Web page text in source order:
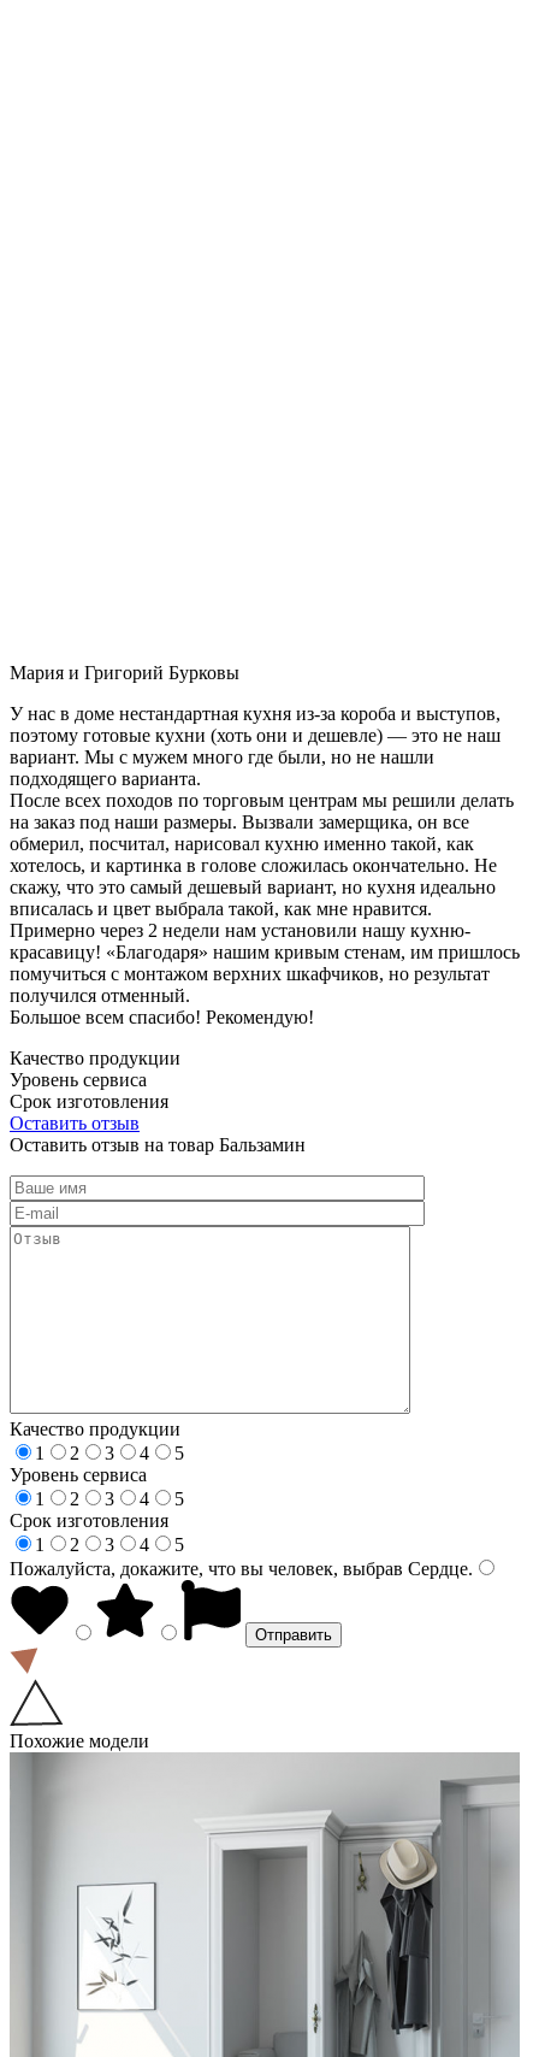
Мария и Григорий Бурковы
У нас в доме нестандартная кухня из-за короба и выступов,
поэтому готовые кухни (хоть они и дешевле) — это не наш
вариант. Мы с мужем много где были, но не нашли
подходящего варианта.
После всех походов по торговым центрам мы решили делать
на заказ под наши размеры. Вызвали замерщика, он все
обмерил, посчитал, нарисовал кухню именно такой, как
хотелось, и картинка в голове сложилась окончательно. Не
скажу, что это самый дешевый вариант, но кухня идеально
вписалась и цвет выбрала такой, как мне нравится.
Примерно через 2 недели нам установили нашу кухню-
красавицу! «Благодаря» нашим кривым стенам, им пришлось
помучиться с монтажом верхних шкафчиков, но результат
получился отменный.
Большое всем спасибо! Рекомендую!
Качество продукции
Уровень сервиса
Срок изготовления
Оставить отзыв
Оставить отзыв на товар Бальзамин
Качество продукции
1
2 3 4
5
Уровень сервиса
1
2 3 4
5
Срок изготовления
1
2 3 4
5
Пожалуйста, докажите, что вы человек, выбрав Сердце.
Похожие модели